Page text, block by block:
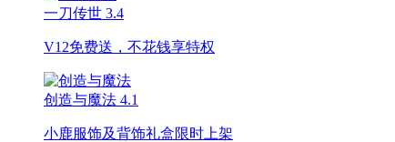
一刀传世 3.4
V12免费送，不花钱享特权
创造与魔法 4.1
小鹿服饰及背饰礼盒限时上架